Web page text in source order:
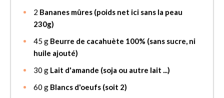
2 Bananes mûres (poids net ici sans la peau
230g)
45 g Beurre de cacahuète 100% (sans sucre, ni
huile ajouté)
30 g Lait d'amande (soja ou autre lait ...)
60 g Blancs d'oeufs (soit 2)